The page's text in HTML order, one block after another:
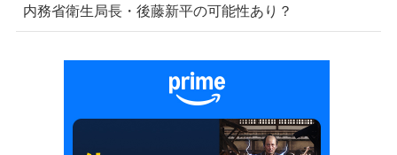
内務省衛生局長・後藤新平の可能性あり？